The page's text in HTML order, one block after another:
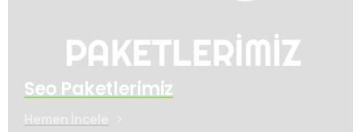
Seo Paketlerimiz